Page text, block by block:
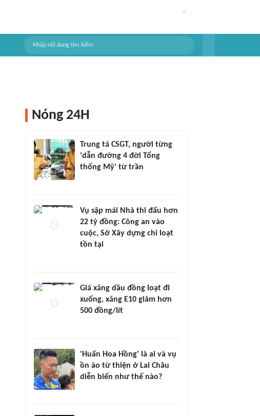
Nóng 24H
Trung tá CSGT, người từng
'dẫn đường 4 đời Tổng
thống Mỹ' từ trần
Vụ sập mái Nhà thi đấu hơn
22 tỷ đồng: Công an vào
cuộc, Sở Xây dựng chỉ loạt
tồn tại
Giá xăng dầu đồng loạt đi
xuống, xăng E10 giảm hơn
500 đồng/lít
'Huấn Hoa Hồng' là ai và vụ
ồn ào từ thiện ở Lai Châu
diễn biến như thế nào?